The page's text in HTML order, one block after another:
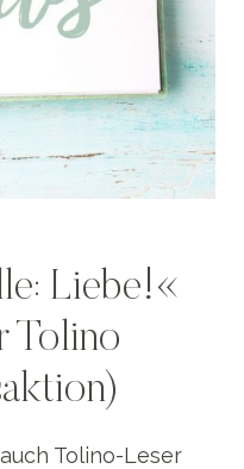
Liebe!«
Tolino
Tolino-Leser